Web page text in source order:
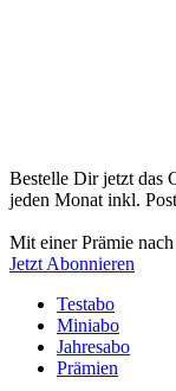
Bestelle Dir jetzt das
jeden Monat inkl.
Mit einer Prämie
Jetzt Abonnieren
Testabo
Miniabo
Jahresabo
Prämien